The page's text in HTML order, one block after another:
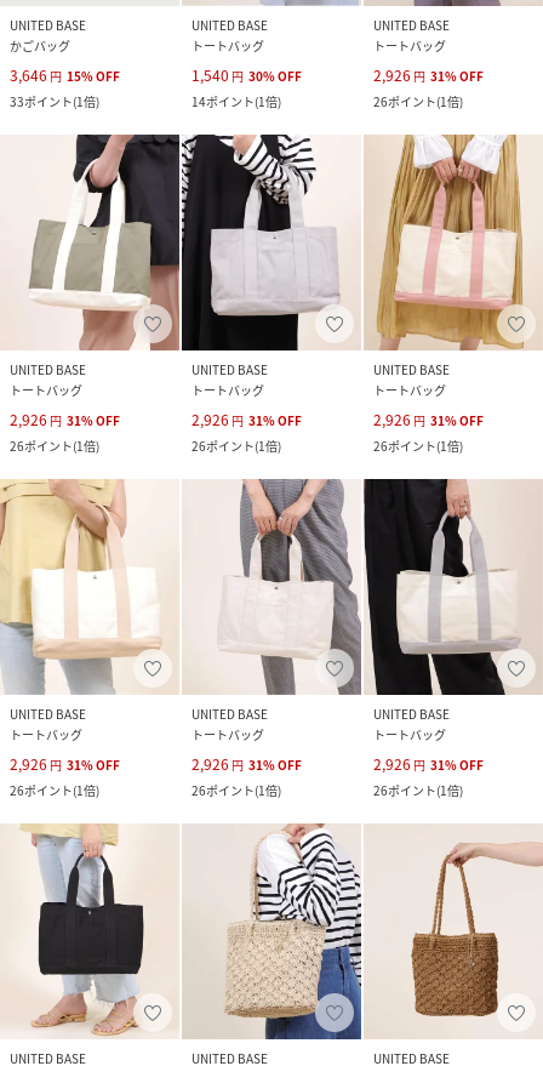
UNITED BASE
かごバッグ
3,646 円 15%OFF
33ポイント(1倍)
UNITED BASE
トートバッグ
1,540 円 30%OFF
14ポイント(1倍)
UNITED BASE
トートバッグ
2,926 円 31%OFF
26ポイント(1倍)
UNITED BASE
トートバッグ
2,926 円 31%OFF
26ポイント(1倍)
UNITED BASE
トートバッグ
2,926 円 31%OFF
26ポイント(1倍)
UNITED BASE
トートバッグ
2,926 円 31%OFF
26ポイント(1倍)
UNITED BASE
トートバッグ
2,926 円 31%OFF
26ポイント(1倍)
UNITED BASE
トートバッグ
2,926 円 31%OFF
26ポイント(1倍)
UNITED BASE
トートバッグ
2,926 円 31%OFF
26ポイント(1倍)
UNITED BASE UNITED BASE UNITED BASE